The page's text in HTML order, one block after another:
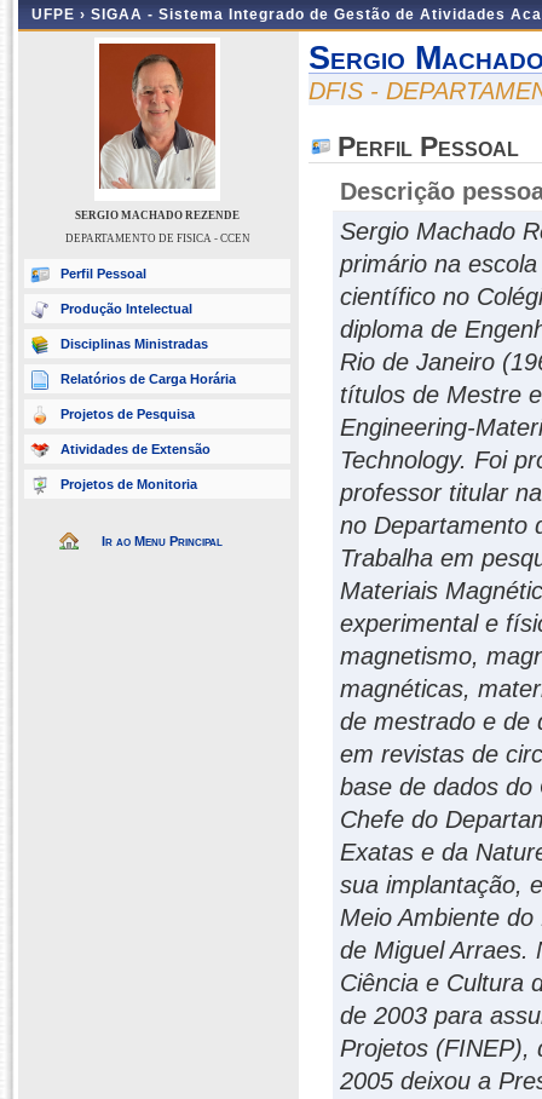
UFPE › SIGAA - Sistema Integrado de Gestão de Atividades
SERGIO MACHADO REZENDE
DEPARTAMENTO DE FISICA - CCEN
Perfil Pessoal
Produção Intelectual
Disciplinas Ministradas
Relatórios de Carga Horária
Projetos de Pesquisa
Atividades de Extensão
Projetos de Monitoria
Ir ao Menu Principal
Sergio
DFIS -
Perfil Pessoal
Descrição
Sergio Machado
primário na
científico no
diploma de
Rio de Janeiro
títulos de Mestre
Engineering-
Technology. Foi
professor titular
no Departamento
Trabalha em
Materiais
experimental e
magnetismo,
magnéticas,
de mestrado e de
em revistas de
base de dados do
Chefe do
Exatas e da
sua implantação,
Meio Ambiente
de Miguel Arraes.
Ciência e Cultura
de 2003 para
Projetos (FINEP),
2005 deixou a